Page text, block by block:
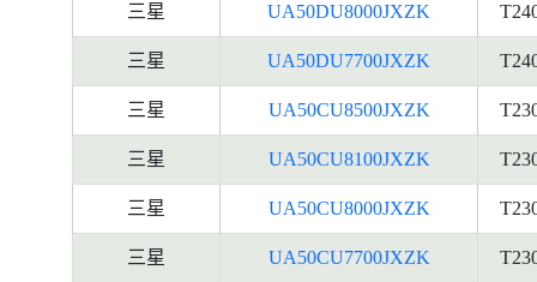
三星 UA50DU8000JXZK
三星 UA50DU7700JXZK
三星 UA50CU8500JXZK
三星 UA50CU8100JXZK
三星 UA50CU8000JXZK
三星 UA50CU7700JXZK